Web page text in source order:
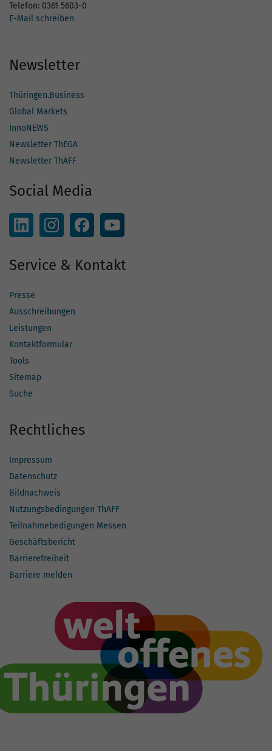
Telefon: 0361 5603-0
E-Mail schreiben
Newsletter
Thüringen.Business
Global Markets
InnoNEWS
Newsletter ThEGA
Newsletter ThAFF
Social Media
Service & Kontakt
Presse
Ausschreibungen
Leistungen
Kontaktformular
Tools
Sitemap
Suche
Rechtliches
Impressum
Datenschutz
Bildnachweis
Nutzungsbedingungen ThAFF
Teilnahmebedigungen Messen
Geschäftsbericht
Barrierefreiheit
Barriere melden